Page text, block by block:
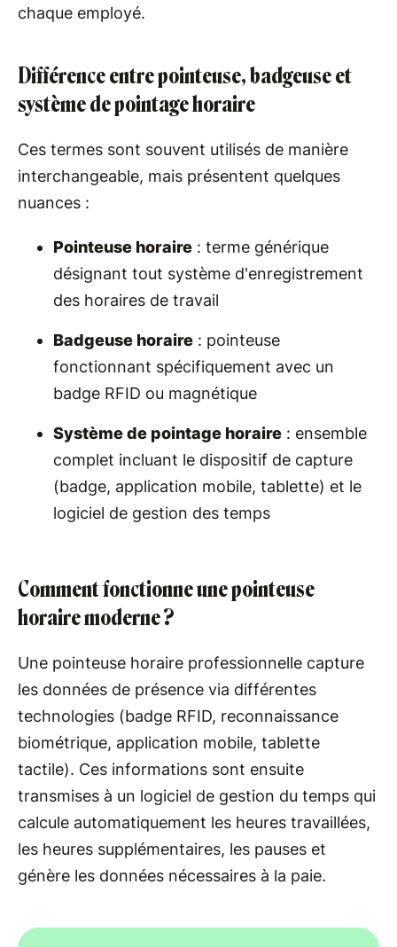
chaque employé.
Différence entre pointeuse, badgeuse et
système de pointage horaire
Ces termes sont souvent utilisés de manière
interchangeable, mais présentent quelques
nuances :
Pointeuse horaire : terme générique
désignant tout système d'enregistrement
des horaires de travail
Badgeuse horaire : pointeuse
fonctionnant spécifiquement avec un
badge RFID ou magnétique
Système de pointage horaire : ensemble
complet incluant le dispositif de capture
(badge, application mobile, tablette) et le
logiciel de gestion des temps
Comment fonctionne une pointeuse
horaire moderne ?
Une pointeuse horaire professionnelle capture
les données de présence via différentes
technologies (badge RFID, reconnaissance
biométrique, application mobile, tablette
tactile). Ces informations sont ensuite
transmises à un logiciel de gestion du temps qui
calcule automatiquement les heures travaillées,
les heures supplémentaires, les pauses et
génère les données nécessaires à la paie.